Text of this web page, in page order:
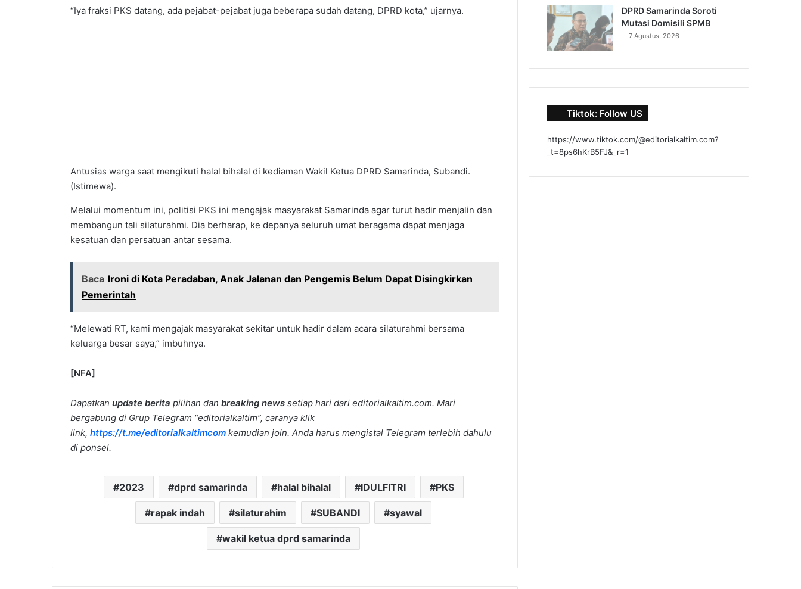
“Iya fraksi PKS datang, ada pejabat-pejabat juga beberapa sudah datang, DPRD kota,” ujarnya.
Antusias warga saat mengikuti halal bihalal di kediaman Wakil Ketua DPRD Samarinda, Subandi.
(Istimewa).
Melalui momentum ini, politisi PKS ini mengajak masyarakat Samarinda agar turut hadir menjalin dan
membangun tali silaturahmi. Dia berharap, ke depanya seluruh umat beragama dapat menjaga
kesatuan dan persatuan antar sesama.
Baca Ironi di Kota Peradaban, Anak Jalanan dan Pengemis Belum Dapat Disingkirkan
Pemerintah
“Melewati RT, kami mengajak masyarakat sekitar untuk hadir dalam acara silaturahmi bersama
keluarga besar saya,” imbuhnya.
[NFA]
Dapatkan update berita pilihan dan breaking news setiap hari dari editorialkaltim.com. Mari
bergabung di Grup Telegram “editorialkaltim”, caranya klik
link, https://t.me/editorialkaltimcom kemudian join. Anda harus mengistal Telegram terlebih dahulu
di ponsel.
2023 dprd samarinda halal bihalal IDULFITRI PKS
rapak indah silaturahim SUBANDI syawal
wakil ketua dprd samarinda
DPRD Samarinda Soroti
Mutasi Domisili SPMB
7 Agustus, 2026
Tiktok: Follow US
https://www.tiktok.com/@editorialkaltim.com?
_t=8ps6hKrB5FJ&_r=1